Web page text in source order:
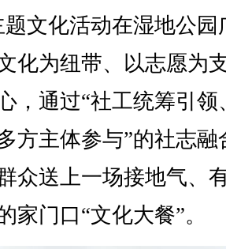
题文化活动在湿地公园
化为纽带、以志愿为
，通过“社工统筹引领
方主体参与”的社志融
众送上一场接地气、
家门口“文化大餐”。